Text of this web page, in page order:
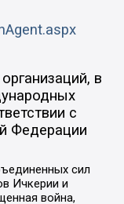
в
с
Федерации
сил
Ичкерии и
война,